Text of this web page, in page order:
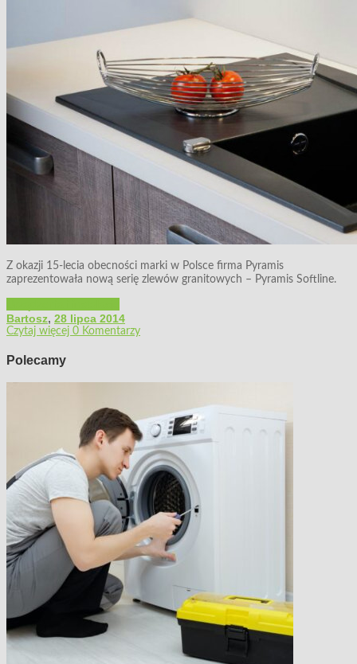
Z okazji 15-lecia obecności marki w Polsce firma Pyramis
zaprezentowała nową serię zlewów granitowych – Pyramis Softline.
Bartosz, 28 lipca 2014
Czytaj więcej 0 Komentarzy
Polecamy